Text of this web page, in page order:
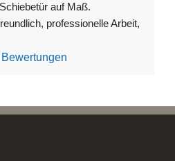
auf Maß.
Bewertungen